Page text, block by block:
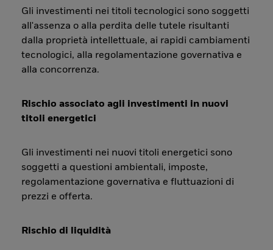
Gli investimenti nei titoli tecnologici sono soggetti
all'assenza o alla perdita delle tutele risultanti
dalla proprietà intellettuale, ai rapidi cambiamenti
tecnologici, alla regolamentazione governativa e
alla concorrenza.
Rischio associato agli investimenti in nuovi
titoli energetici
Gli investimenti nei nuovi titoli energetici sono
soggetti a questioni ambientali, imposte,
regolamentazione governativa e fluttuazioni di
prezzi e offerta.
Rischio di liquidità